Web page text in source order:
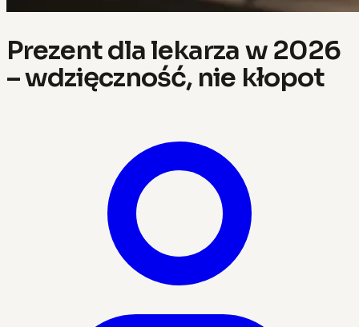
Prezent dla lekarza w 2026
– wdzięczność, nie kłopot